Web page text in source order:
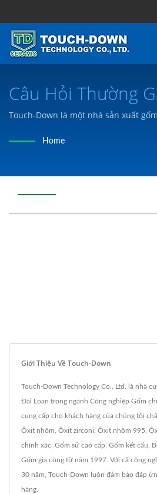
Câu Hỏi Thường
Touch-Down là một nhà sản xuất
Home
Giới Thiệu Về Touch-Down
Touch-Down Technology Co., Ltd. là nhà
Đài Loan trong ngành Công nghiệp Gốm
cung cấp cho khách hàng của chúng tôi
Ôxit nhôm, Ôxit zirconi, Ôxit nhôm 995,
chính xác, Gốm sứ cao cấp, Gốm kết cấu,
Gốm gia công từ năm 1997. Với cả công
30 năm, Touch-Down luôn đảm bảo đáp
hàng.